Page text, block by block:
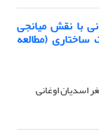
با نقش میانجی
(مطالعه
اسدیان اوغانی